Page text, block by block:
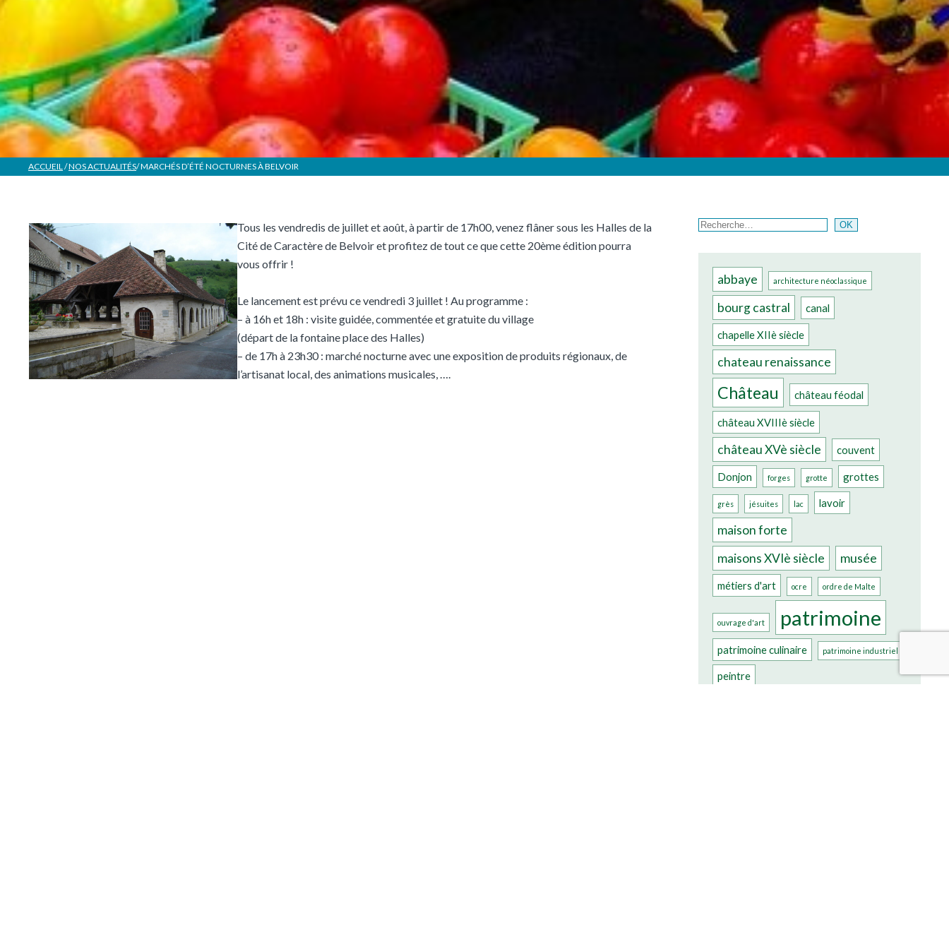
ACCUEIL/NOS ACTUALITÉS/MARCHÉS D’ÉTÉ NOCTURNES À BELVOIR
Tous les vendredis de juillet et août, à partir de 17h00, venez flâner sous les Halles de la
Cité de Caractère de Belvoir et profitez de tout ce que cette 20ème édition pourra
vous offrir !
Le lancement est prévu ce vendredi 3 juillet ! Au programme :
– à 16h et 18h : visite guidée, commentée et gratuite du village
(départ de la fontaine place des Halles)
– de 17h à 23h30 : marché nocturne avec une exposition de produits régionaux, de
l’artisanat local, des animations musicales, ….
Rechercher OK
abbaye architecture néoclassique
bourg castral canal
chapelle XIIè siècle
chateau renaissance
Château château féodal
château XVIIIè siècle
château XVè siècle couvent
Donjon forges grotte grottes
grès jésuites lac lavoir
maison forte
maisons XVIè siècle
musée
métiers d'art ocre ordre de Malte
ouvrage d'art patrimoine
patrimoine culinaire patrimoine industriel
peintre